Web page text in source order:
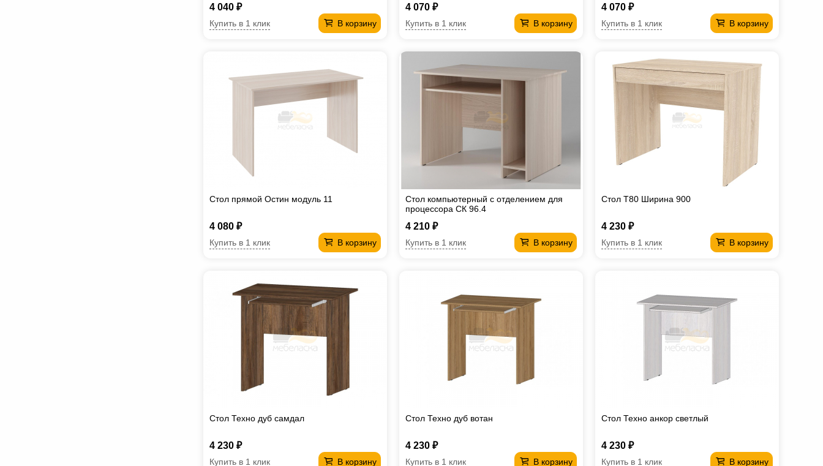
4 040 ₽
В корзину
Купить в 1 клик
4 070 ₽
В корзину
Купить в 1 клик
4 070 ₽
В корзину
Купить в 1 клик
Стол прямой Остин модуль 11
4 080 ₽
В корзину
Купить в 1 клик
Стол компьютерный с отделением для
процессора СК 96.4
4 210 ₽
В корзину
Купить в 1 клик
Стол T80 Ширина 900
4 230 ₽
В корзину
Купить в 1 клик
Стол Техно дуб самдал
4 230 ₽
В корзину
Купить в 1 клик
Стол Техно дуб вотан
4 230 ₽
В корзину
Купить в 1 клик
Стол Техно анкор светлый
4 230 ₽
В корзину
Купить в 1 клик